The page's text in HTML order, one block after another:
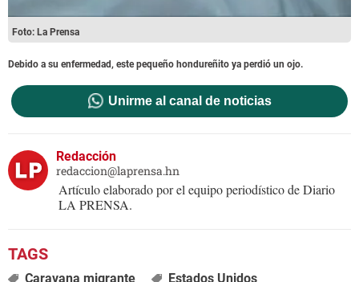
Foto: La Prensa
Debido a su enfermedad, este pequeño hondureñito ya perdió un ojo.
Unirme al canal de noticias
Redacción
redaccion@laprensa.hn
Artículo elaborado por el equipo periodístico de Diario
LA PRENSA.
Caravana migrante Estados Unidos